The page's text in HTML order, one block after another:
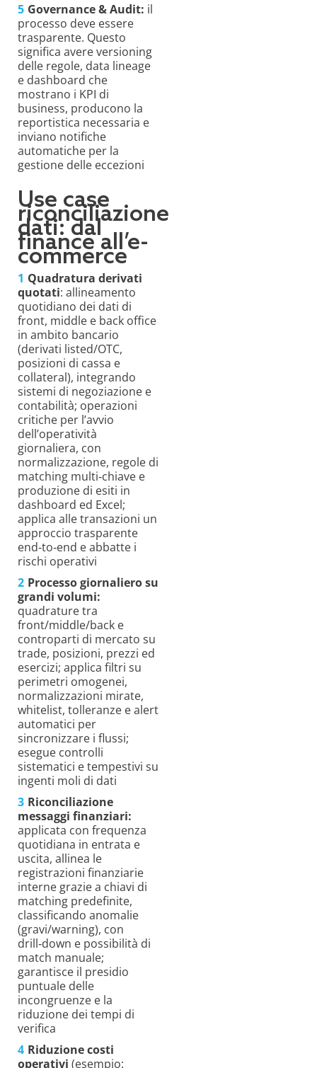
Governance & Audit: il
processo deve essere
trasparente. Questo
significa avere versioning
delle regole, data lineage
e dashboard che
mostrano i KPI di
business, producono la
reportistica necessaria e
inviano notifiche
automatiche per la
gestione delle eccezioni
Use case
riconciliazione
dati: dal
finance all’e-
commerce
Quadratura derivati
quotati: allineamento
quotidiano dei dati di
front, middle e back office
in ambito bancario
(derivati listed/OTC,
posizioni di cassa e
collateral), integrando
sistemi di negoziazione e
contabilità; operazioni
critiche per l’avvio
dell’operatività
giornaliera, con
normalizzazione, regole di
matching multi‑chiave e
produzione di esiti in
dashboard ed Excel;
applica alle transazioni un
approccio trasparente
end‑to‑end e abbatte i
rischi operativi
Processo giornaliero su
grandi volumi:
quadrature tra
front/middle/back e
controparti di mercato su
trade, posizioni, prezzi ed
esercizi; applica filtri su
perimetri omogenei,
normalizzazioni mirate,
whitelist, tolleranze e alert
automatici per
sincronizzare i flussi;
esegue controlli
sistematici e tempestivi su
ingenti moli di dati
Riconciliazione
messaggi finanziari:
applicata con frequenza
quotidiana in entrata e
uscita, allinea le
registrazioni finanziarie
interne grazie a chiavi di
matching predefinite,
classificando anomalie
(gravi/warning), con
drill‑down e possibilità di
match manuale;
garantisce il presidio
puntuale delle
incongruenze e la
riduzione dei tempi di
verifica
Riduzione costi
operativi (esempio: